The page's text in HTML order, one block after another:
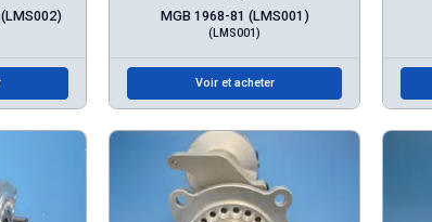
MGB 1968-81 (LMS001)
(LMS001)
Voir et acheter